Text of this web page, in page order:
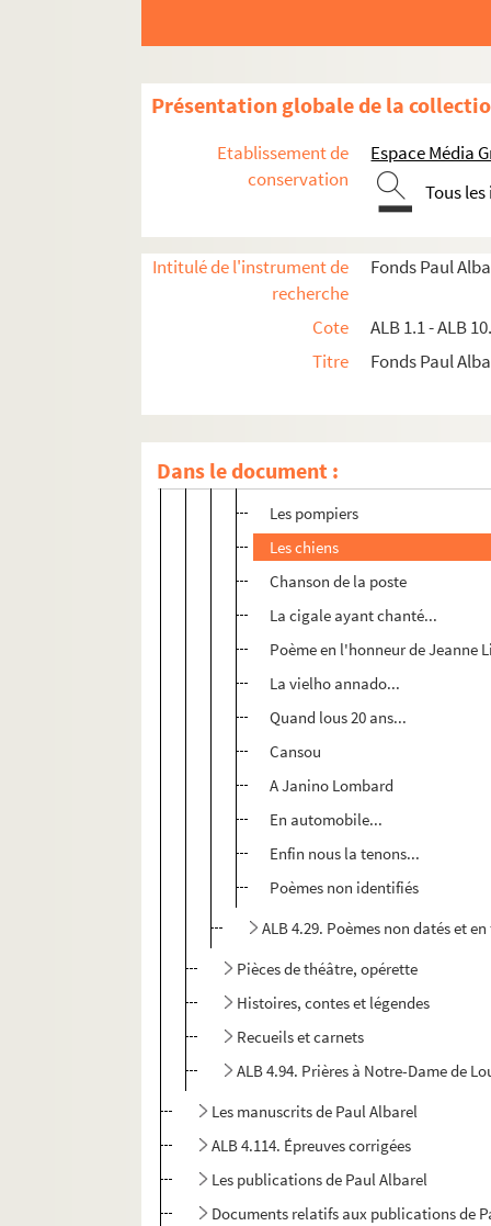
Présentation globale de la
Etablissement de
conservation
Espace Média
Tous
Intitulé de l'instrument de
recherche
Fonds Paul
Cote
ALB 1.1 - ALB
Titre
Fonds Paul
Dans le document :
L'ase e lou biou
Dumpèi que canto la Cigalo...
Sios arribat, bil cigalou...
Poème en l'honneur de Jacques
Les pompiers
Les chiens
Chanson de la poste
La cigale ayant chanté...
Poème en l'honneur de Jeanne
La vielho annado...
Quand lous 20 ans...
Cansou
A Janino Lombard
En automobile...
Enfin nous la tenons...
Poèmes non identifiés
ALB 4.29. Poèmes non datés et
Pièces de théâtre, opérette
Histoires, contes et légendes
Recueils et carnets
ALB 4.94. Prières à Notre-Dame de
Les manuscrits de Paul Albarel
ALB 4.114. Épreuves corrigées
Les publications de Paul Albarel
Documents relatifs aux publications de